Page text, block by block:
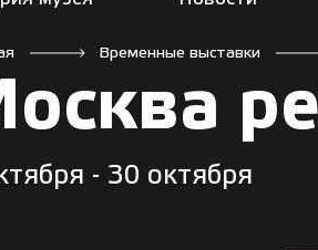
Временные выставки
- 30 октября